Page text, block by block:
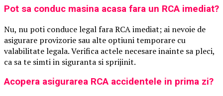
Pot sa conduc masina acasa fara un RCA imediat?
Nu, nu poti conduce legal fara RCA imediat; ai nevoie de
asigurare provizorie sau alte optiuni temporare cu
valabilitate legala. Verifica actele necesare inainte sa pleci,
ca sa te simti in siguranta si sprijinit.
Acopera asigurarea RCA accidentele in prima zi?